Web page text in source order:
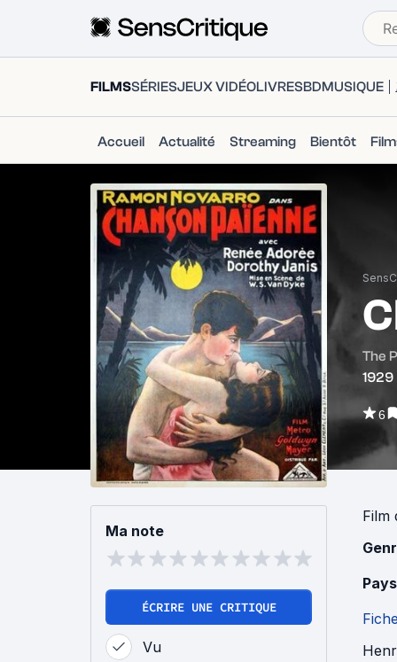
FILMSSÉRIESJEUX VIDÉOLIVRESBDMUSIQUE
Accueil Actualité Streaming Bientôt
The
1929
6
Ma note
ÉCRIRE UNE CRITIQUE
Vu
Film